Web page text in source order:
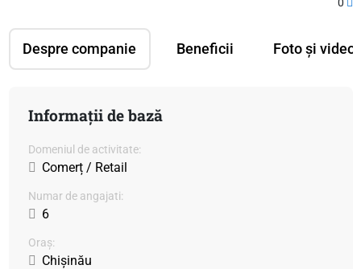
Despre companie Beneficii Foto și video
Informații de bază
Domeniul de activitate:
Comerț / Retail
Numar de angajati:
6
Oraș:
Chișinău